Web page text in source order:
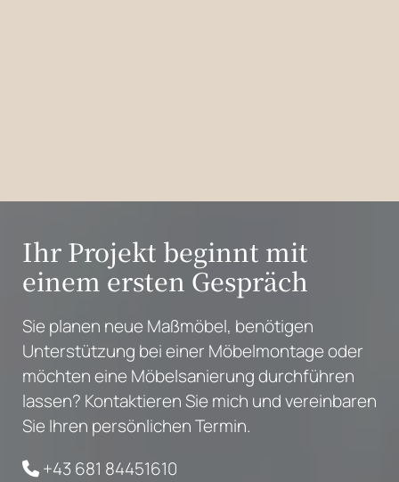
Ihr Projekt beginnt mit
einem ersten Gespräch
Sie planen neue Maßmöbel, benötigen
Unterstützung bei einer Möbelmontage oder
möchten eine Möbelsanierung durchführen
lassen? Kontaktieren Sie mich und vereinbaren
Sie Ihren persönlichen Termin.
 +43 681 84451610